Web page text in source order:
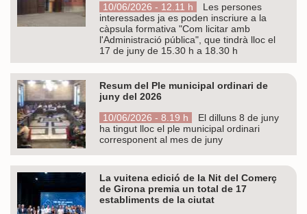
10/06/2026 - 12.11 h
Les persones
interessades ja es poden inscriure a la
càpsula formativa "Com licitar amb
l'Administració pública", que tindrà lloc el
17 de juny de 15.30 h a 18.30 h
Resum del Ple municipal ordinari de
juny del 2026
10/06/2026 - 8.19 h
El dilluns 8 de juny
ha tingut lloc el ple municipal ordinari
corresponent al mes de juny
La vuitena edició de la Nit del Comerç
de Girona premia un total de 17
establiments de la ciutat